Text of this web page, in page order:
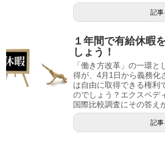
記事
１年間で有給休暇
しょう！
「働き方改革」の一環
得が、4月1日から義務化
は自由に取得できる権利
のでしょう？エクスペデ
国際比較調査にその答え
記事